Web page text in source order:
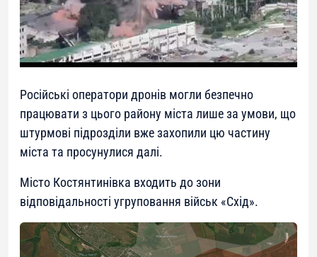
Російські оператори дронів могли безпечно
працювати з цього району міста лише за умови, що
штурмові підрозділи вже захопили цю частину
міста та просунулися далі.
Місто Костянтинівка входить до зони
відповідальності угруповання військ «Схід».